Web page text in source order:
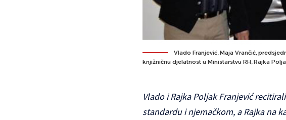
Vlado Franjević, Maja Vrančić,
knjižničnu djelatnost u Ministarstvu RH, Rajka
Vlado i Rajka Poljak Franjević
standardu i njemačkom, a Rajka na